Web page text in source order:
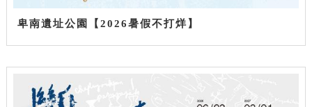
卑南遺址公園【2026暑假不打烊】